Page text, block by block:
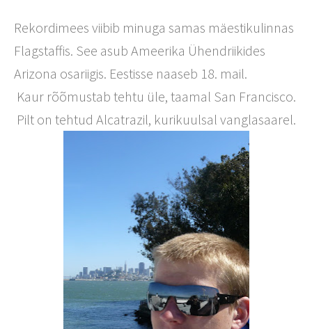
Rekordimees viibib minuga samas mäestikulinnas
Flagstaffis. See asub Ameerika Ühendriikides
Arizona osariigis. Eestisse naaseb 18. mail.
Kaur rõõmustab tehtu üle, taamal San Francisco.
Pilt on tehtud Alcatrazil, kurikuulsal vanglasaarel.